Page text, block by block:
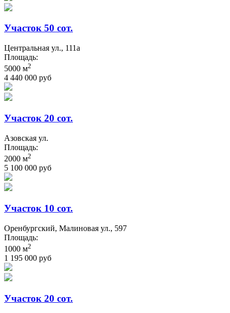
Участок 50 сот.
Центральная ул., 111а
Площадь:
5000 м2
4 440 000 руб
Участок 20 сот.
Азовская ул.
Площадь:
2000 м2
5 100 000 руб
Участок 10 сот.
Оренбургский, Малиновая ул., 597
Площадь:
1000 м2
1 195 000 руб
Участок 20 сот.